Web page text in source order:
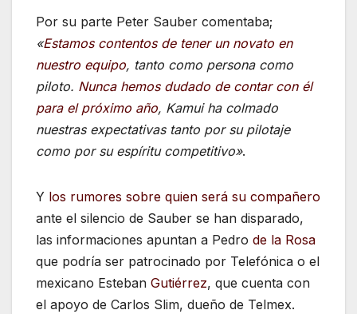
Por su parte Peter Sauber comentaba;
«Estamos contentos de tener un novato en
nuestro equipo, tanto como persona como
piloto. Nunca hemos dudado de contar con él
para el próximo año, Kamui ha colmado
nuestras expectativas tanto por su pilotaje
como por su espíritu competitivo».
Y los rumores sobre quien será su compañero
ante el silencio de Sauber se han disparado,
las informaciones apuntan a Pedro de la Rosa
que podría ser patrocinado por Telefónica o el
mexicano Esteban Gutiérrez, que cuenta con
el apoyo de Carlos Slim, dueño de Telmex.